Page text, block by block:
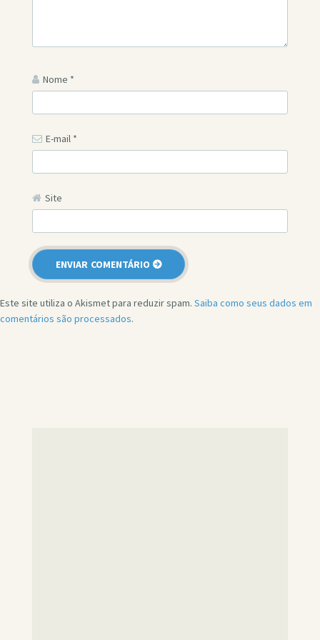
Nome *
E-mail *
Site
Este site utiliza o Akismet para reduzir spam. Saiba como seus dados em
comentários são processados.